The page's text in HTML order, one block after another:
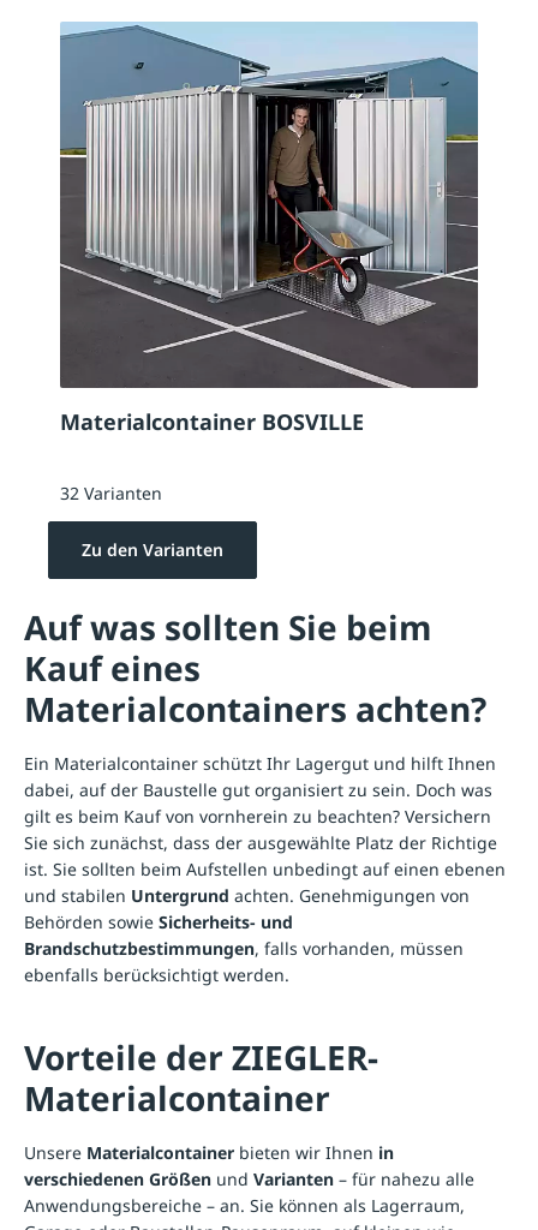
Materialcontainer BOSVILLE
32 Varianten
Zu den Varianten
Auf was sollten Sie beim
Kauf eines
Materialcontainers achten?
Ein Materialcontainer schützt Ihr Lagergut und hilft Ihnen
dabei, auf der Baustelle gut organisiert zu sein. Doch was
gilt es beim Kauf von vornherein zu beachten? Versichern
Sie sich zunächst, dass der ausgewählte Platz der Richtige
ist. Sie sollten beim Aufstellen unbedingt auf einen ebenen
und stabilen Untergrund achten. Genehmigungen von
Behörden sowie Sicherheits- und
Brandschutzbestimmungen, falls vorhanden, müssen
ebenfalls berücksichtigt werden.
Vorteile der ZIEGLER-
Materialcontainer
Unsere Materialcontainer bieten wir Ihnen in
verschiedenen Größen und Varianten – für nahezu alle
Anwendungsbereiche – an. Sie können als Lagerraum,